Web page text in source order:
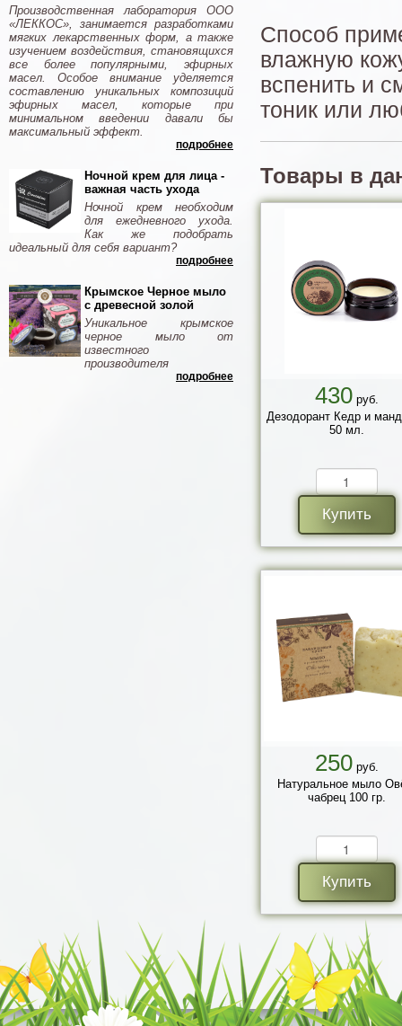
Производственная лаборатория ООО
«ЛЕККОС», занимается разработками
мягких лекарственных форм, а также
изучением воздействия, становящихся
все более популярными, эфирных
масел. Особое внимание уделяется
составлению уникальных композиций
эфирных масел, которые при
минимальном введении давали бы
максимальный эффект.
подробнее
Ночной крем для лица -
важная часть ухода
Ночной крем необходим
для ежедневного ухода.
Как же подобрать
идеальный для себя вариант?
подробнее
Крымское Черное мыло
с древесной золой
Уникальное крымское
черное мыло от
известного
производителя
подробнее
Способ
влажную
вспенить и
тоник или
Товары в
430руб.
Дезодорант Кедр и
50 мл.
Купить
250руб.
Натуральное мыло
чабрец 100 гр.
Купить